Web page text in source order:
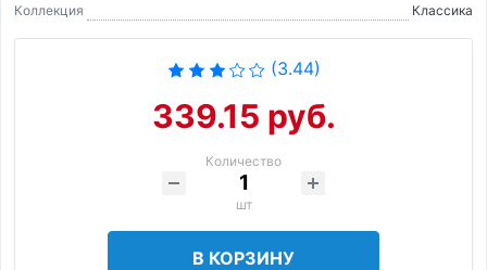
Коллекция
Классика
(3.44)
339.15 руб.
Количество
шт
В КОРЗИНУ